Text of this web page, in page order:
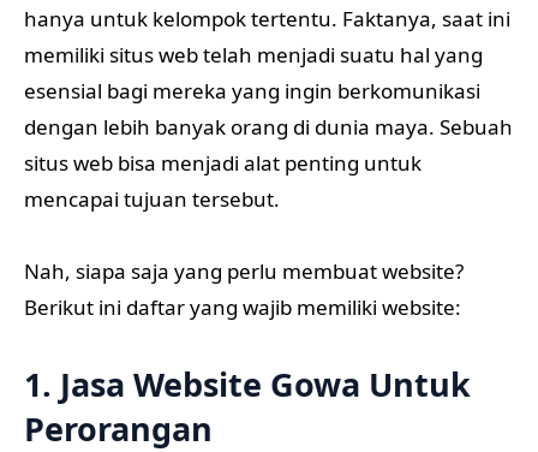
hanya untuk kelompok tertentu. Faktanya, saat ini
memiliki situs web telah menjadi suatu hal yang
esensial bagi mereka yang ingin berkomunikasi
dengan lebih banyak orang di dunia maya. Sebuah
situs web bisa menjadi alat penting untuk
mencapai tujuan tersebut.
Nah, siapa saja yang perlu membuat website?
Berikut ini daftar yang wajib memiliki website:
1. Jasa Website Gowa Untuk
Perorangan